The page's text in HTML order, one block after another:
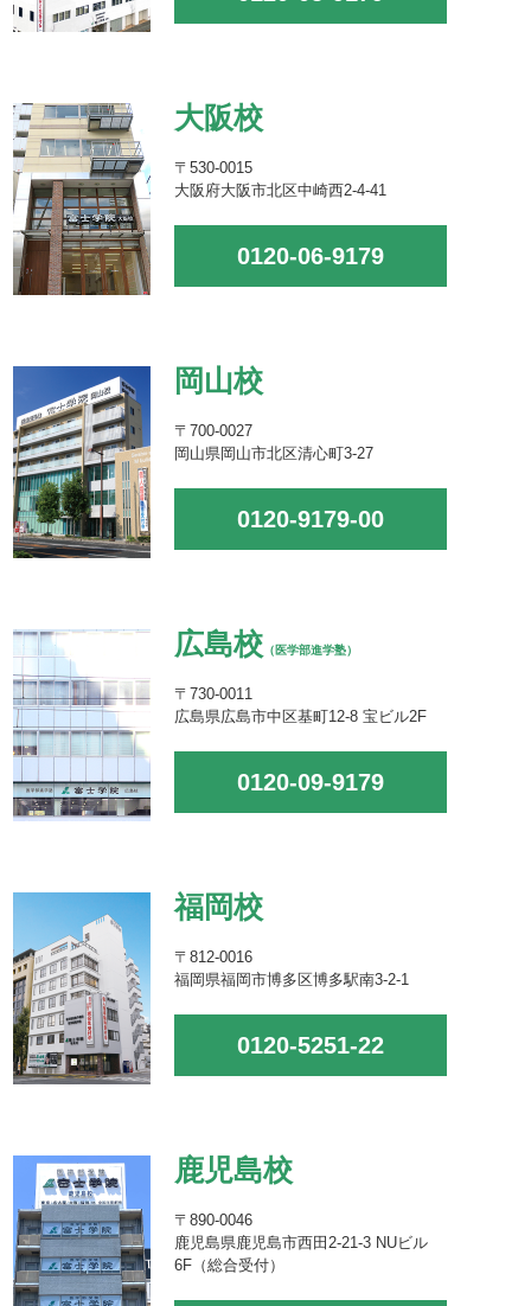
大阪校
〒530-0015
大阪府大阪市北区中崎西2-4-41
0120-06-9179
岡山校
〒700-0027
岡山県岡山市北区清心町3-27
0120-9179-00
広島校 （医学部進学塾）
〒730-0011
広島県広島市中区基町12-8 宝ビル2F
0120-09-9179
福岡校
〒812-0016
福岡県福岡市博多区博多駅南3-2-1
0120-5251-22
鹿児島校
〒890-0046
鹿児島県鹿児島市西田2-21-3 NUビル
6F（総合受付）